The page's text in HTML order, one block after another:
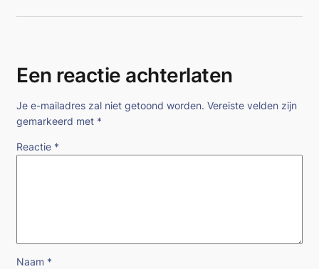
Een reactie achterlaten
Je e-mailadres zal niet getoond worden. Vereiste velden zijn
gemarkeerd met *
Reactie *
Naam *